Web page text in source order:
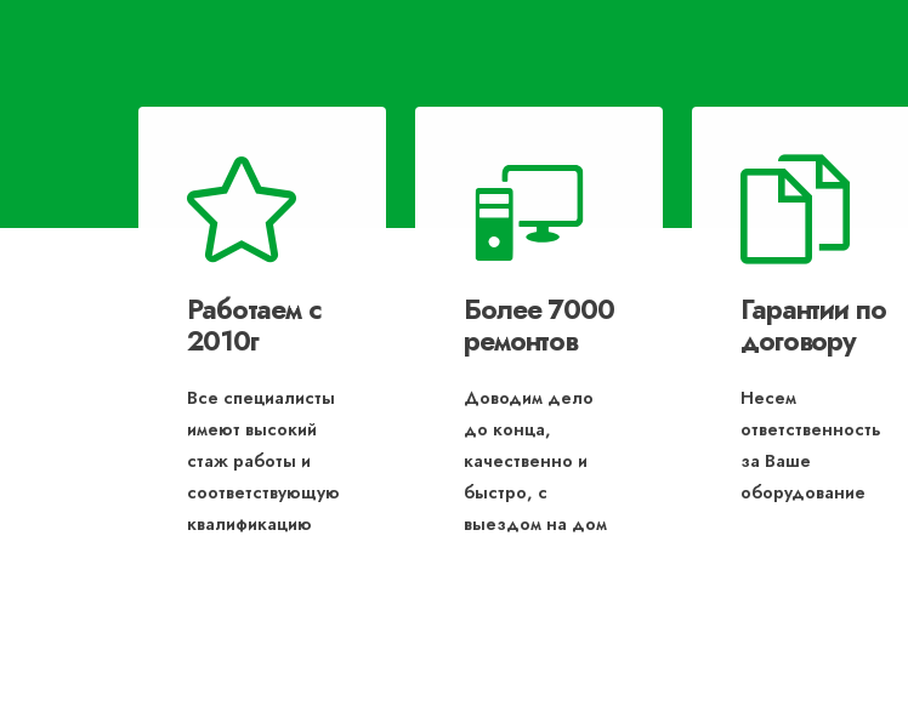
Работаем с
2010г
Все специалисты
имеют высокий
стаж работы и
соответствующую
квалификацию
Более 7000
ремонтов
Доводим дело
до конца,
качественно и
быстро, с
выездом на дом
Гарантии по
договору
Несем
ответственность
за Ваше
оборудование